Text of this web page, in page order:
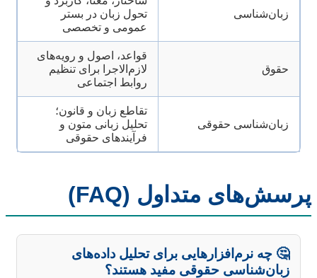
زبان‌شناسی
تحول زبان در بستر
عمومی و تخصصی
حقوق
قواعد، اصول و رویه‌های
لازم‌الاجرا برای تنظیم
روابط اجتماعی
زبان‌شناسی حقوقی
تقاطع زبان و قانون؛
تحلیل زبانی متون و
فرآیندهای حقوقی
پرسش‌های متداول (FAQ)
🤔 چه نرم‌افزارهایی برای تحلیل داده‌های
زبان‌شناسی حقوقی مفید هستند؟